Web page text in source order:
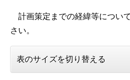
計画策定までの経緯等につい
さい。
表のサイズを切り替える